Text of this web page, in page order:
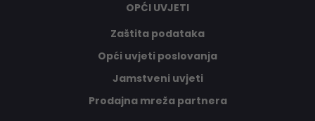
OPĆI UVJETI
Zaštita podataka
Opći uvjeti poslovanja
Jamstveni uvjeti
Prodajna mreža partnera